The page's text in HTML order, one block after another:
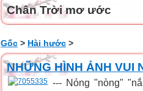
Chân Trời mơ ước
Gốc > Hài hước >
NHỮNG HÌNH ẢNH VUI
--- Nóng "nòng"